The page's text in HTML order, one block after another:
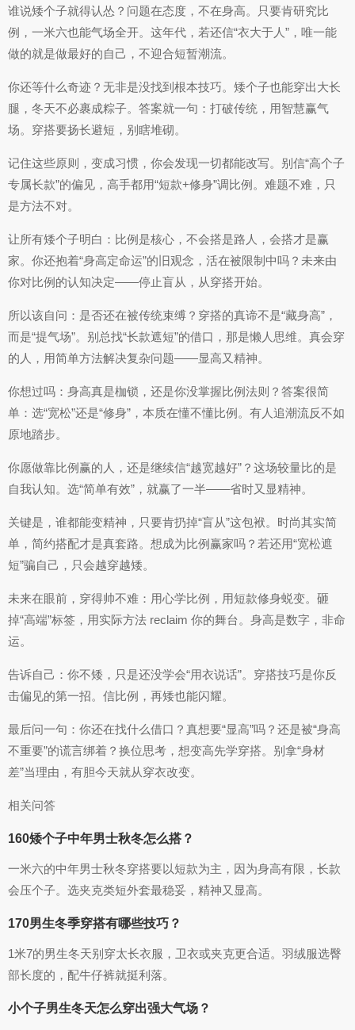
谁说矮个子就得认怂？问题在态度，不在身高。只要肯研究比
例，一米六也能气场全开。这年代，若还信“衣大于人”，唯一能
做的就是做最好的自己，不迎合短暂潮流。
你还等什么奇迹？无非是没找到根本技巧。矮个子也能穿出大长
腿，冬天不必裹成粽子。答案就一句：打破传统，用智慧赢气
场。穿搭要扬长避短，别瞎堆砌。
记住这些原则，变成习惯，你会发现一切都能改写。别信“高个子
专属长款”的偏见，高手都用“短款+修身”调比例。难题不难，只
是方法不对。
让所有矮个子明白：比例是核心，不会搭是路人，会搭才是赢
家。你还抱着“身高定命运”的旧观念，活在被限制中吗？未来由
你对比例的认知决定——停止盲从，从穿搭开始。
所以该自问：是否还在被传统束缚？穿搭的真谛不是“藏身高”，
而是“提气场”。别总找“长款遮短”的借口，那是懒人思维。真会穿
的人，用简单方法解决复杂问题——显高又精神。
你想过吗：身高真是枷锁，还是你没掌握比例法则？答案很简
单：选“宽松”还是“修身”，本质在懂不懂比例。有人追潮流反不如
原地踏步。
你愿做靠比例赢的人，还是继续信“越宽越好”？这场较量比的是
自我认知。选“简单有效”，就赢了一半——省时又显精神。
关键是，谁都能变精神，只要肯扔掉“盲从”这包袱。时尚其实简
单，简约搭配才是真套路。想成为比例赢家吗？若还用“宽松遮
短”骗自己，只会越穿越矮。
未来在眼前，穿得帅不难：用心学比例，用短款修身蜕变。砸
掉“高端”标签，用实际方法 reclaim 你的舞台。身高是数字，非命
运。
告诉自己：你不矮，只是还没学会“用衣说话”。穿搭技巧是你反
击偏见的第一招。信比例，再矮也能闪耀。
最后问一句：你还在找什么借口？真想要“显高”吗？还是被“身高
不重要”的谎言绑着？换位思考，想变高先学穿搭。别拿“身材
差”当理由，有胆今天就从穿衣改变。
相关问答
160矮个子中年男士秋冬怎么搭？
一米六的中年男士秋冬穿搭要以短款为主，因为身高有限，长款
会压个子。选夹克类短外套最稳妥，精神又显高。
170男生冬季穿搭有哪些技巧？
1米7的男生冬天别穿太长衣服，卫衣或夹克更合适。羽绒服选臀
部长度的，配牛仔裤就挺利落。
小个子男生冬天怎么穿出强大气场？